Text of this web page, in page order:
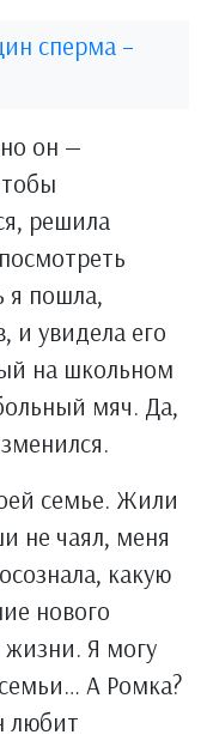
сперма –
он —
решила
я пошла,
и увидела его
на школьном
мяч. Да,
семье. Жили
не чаял, меня
какую
нового
жизни. Я могу
А Ромка?
любит